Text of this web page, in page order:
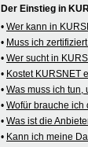
Der Einstieg in
• Wer kann in
• Muss ich
• Wer sucht in
• Kostet KURSNET
• Was muss ich tun,
• Wofür brauche ich
• Was ist die
• Kann ich meine